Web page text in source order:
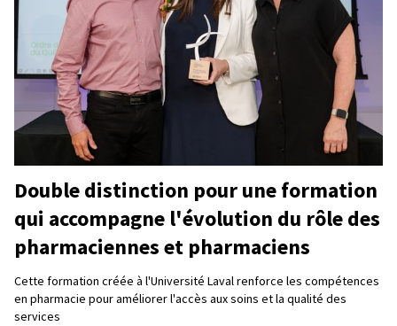
Double distinction pour une formation
qui accompagne l'évolution du rôle des
pharmaciennes et pharmaciens
Cette formation créée à l'Université Laval renforce les compétences
en pharmacie pour améliorer l'accès aux soins et la qualité des
services